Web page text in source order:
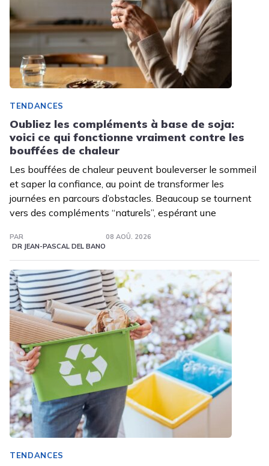
TENDANCES
Oubliez les compléments à base de soja:
voici ce qui fonctionne vraiment contre les
bouffées de chaleur
Les bouffées de chaleur peuvent bouleverser le sommeil
et saper la confiance, au point de transformer les
journées en parcours d’obstacles. Beaucoup se tournent
vers des compléments “naturels”, espérant une
PAR
DR JEAN-PASCAL DEL BANO
08 AOÛ. 2026
TENDANCES